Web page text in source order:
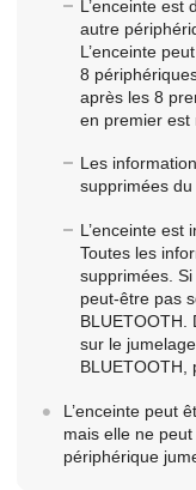
L’enceinte est
autre
L’enceinte
8
après les 8
en premier est
Les
supprimées
L’enceinte est
Toutes les
supprimées.
peut-être pas
BLUETOOTH.
sur le
BLUETOOTH,
L’enceinte peut
mais elle ne
périphérique